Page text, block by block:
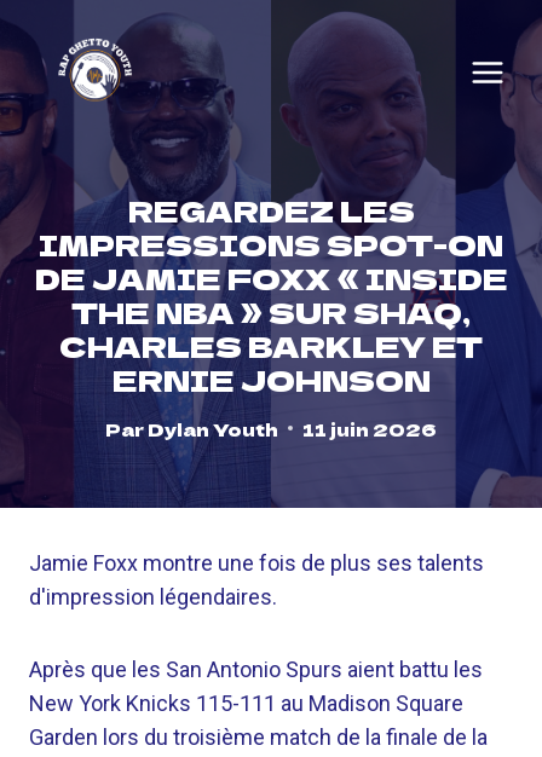
to
content
REGARDEZ LES
IMPRESSIONS SPOT-ON
DE JAMIE FOXX « INSIDE
THE NBA » SUR SHAQ,
CHARLES BARKLEY ET
ERNIE JOHNSON
ParDylan Youth 11 juin 2026
Jamie Foxx montre une fois de plus ses talents
d'impression légendaires.
Après que les San Antonio Spurs aient battu les
New York Knicks 115-111 au Madison Square
Garden lors du troisième match de la finale de la